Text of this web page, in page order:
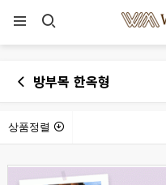
방부목 한옥형
상품정렬